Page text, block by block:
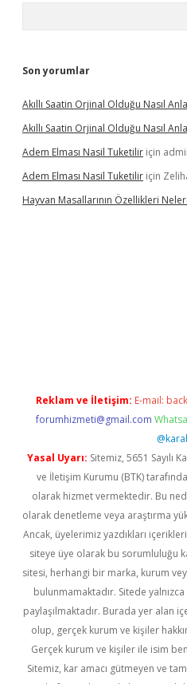
Son yorumlar
Akıllı Saatin Orjinal Olduğu Nasıl
Akıllı Saatin Orjinal Olduğu Nasıl
Adem Elması Nasil Tuketilir için
Adem Elması Nasil Tuketilir için
Hayvan Masallarının Özellikleri
Reklam ve İletişim: E-mail:
forumhizmeti@gmail.com
Yasal Uyarı: Sitemiz, 5651 Sayılı
ve İletişim Kurumu (BTK)
olarak hizmet vermektedir. Bu
olarak denetleme veya araştırma
Ancak, üyelerimiz yazdıkları
siteye üye olarak bu sorumluluğu
sitesi, herhangi bir marka, kurum
bulunmamaktadır. Sitede
paylaşılmaktadır. Burada yer alan
olup, gerçek kurum ve kişiler
Gerçek kurum ve kişiler ile isim
Sitemiz, kar amacı gütmeyen ve